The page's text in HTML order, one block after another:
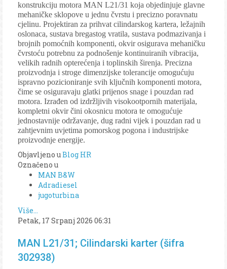
konstrukciju motora MAN L21/31 koja objedinjuje glavne
mehaničke sklopove u jednu čvrstu i precizno poravnatu
cjelinu. Projektiran za prihvat cilindarskog kartera, ležajnih
oslonaca, sustava bregastog vratila, sustava podmazivanja i
brojnih pomoćnih komponenti, okvir osigurava mehaničku
čvrstoću potrebnu za podnošenje kontinuiranih vibracija,
velikih radnih opterećenja i toplinskih širenja. Precizna
proizvodnja i stroge dimenzijske tolerancije omogućuju
ispravno pozicioniranje svih ključnih komponenti motora,
čime se osiguravaju glatki prijenos snage i pouzdan rad
motora. Izrađen od izdržljivih visokootpornih materijala,
kompletni okvir čini okosnicu motora te omogućuje
jednostavnije održavanje, dug radni vijek i pouzdan rad u
zahtjevnim uvjetima pomorskog pogona i industrijske
proizvodnje energije.
Objavljeno uBlog HR
Označeno u
MAN B&W
Adradiesel
jugoturbina
Više...
Petak, 17 Srpanj 2026 06:31
MAN L21/31; Cilindarski karter (šifra
302938)